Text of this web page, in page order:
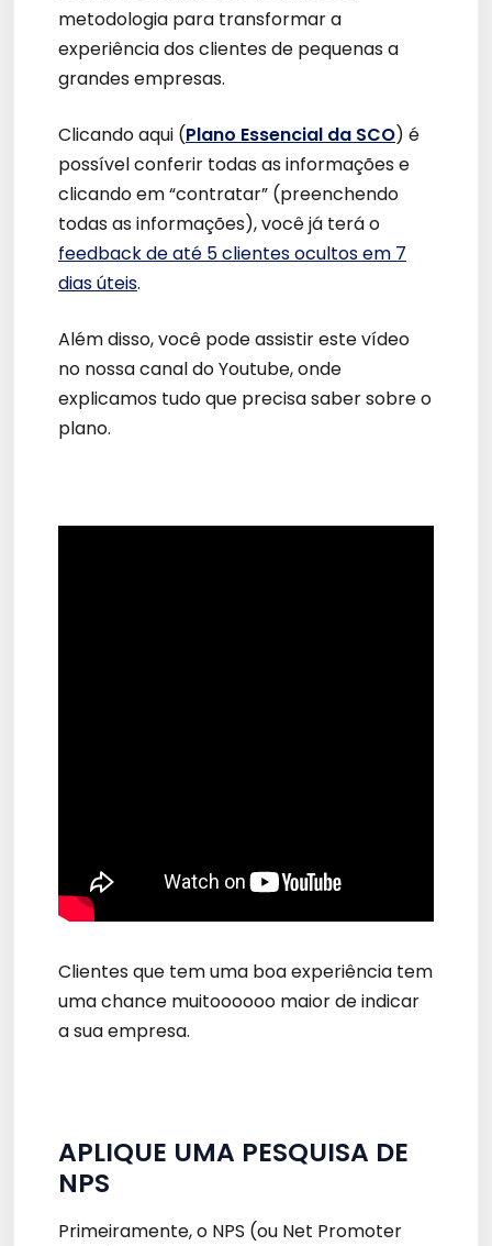
metodologia para transformar a
experiência dos clientes de pequenas a
grandes empresas.
Clicando aqui (Plano Essencial da SCO) é
possível conferir todas as informações e
clicando em “contratar” (preenchendo
todas as informações), você já terá o
feedback de até 5 clientes ocultos em 7
dias úteis.
Além disso, você pode assistir este vídeo
no nossa canal do Youtube, onde
explicamos tudo que precisa saber sobre o
plano.
Clientes que tem uma boa experiência tem
uma chance muitoooooo maior de indicar
a sua empresa.
APLIQUE UMA PESQUISA DE
NPS
Primeiramente, o NPS (ou Net Promoter